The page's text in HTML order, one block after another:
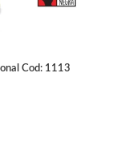
Cod: 1113